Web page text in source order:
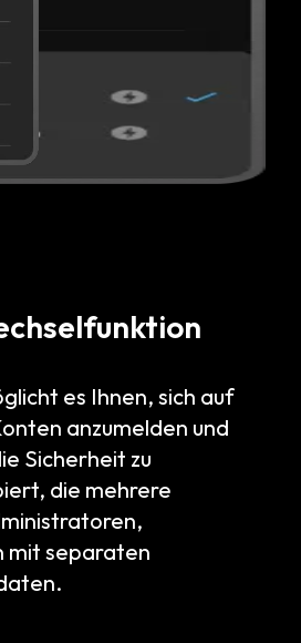
es Ihnen, sich auf
anzumelden und
Sicherheit zu
die mehrere
mit separaten